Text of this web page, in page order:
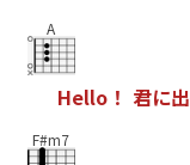
A
Hello！ 君に出
F#m7